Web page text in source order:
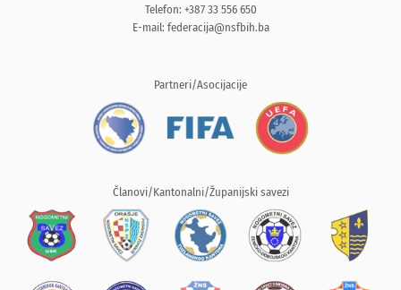
Telefon: +387 33 556 650
E-mail: federacija@nsfbih.ba
Partneri/Asocijacije
Članovi/Kantonalni/Županijski savezi